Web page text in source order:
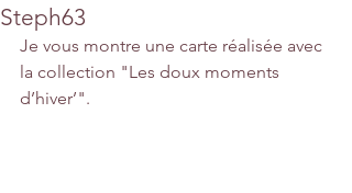
Steph63
Je vous montre une carte réalisée avec
la collection "Les doux moments
d’hiver’".